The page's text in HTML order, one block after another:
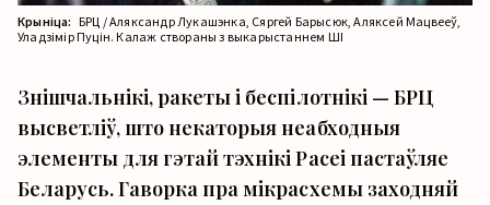
Крыніца: БРЦ / Аляксандр Лукашэнка, Сяргей Барысюк, Аляксей Мацвееў,
Уладзімір Пуцін. Калаж створаны з выкарыстаннем ШІ
Знішчальнікі, ракеты і беспілотнікі — БРЦ
высветліў, што некаторыя неабходныя
элементы для гэтай тэхнікі Расеі пастаўляе
Беларусь. Гаворка пра мікрасхемы заходняй